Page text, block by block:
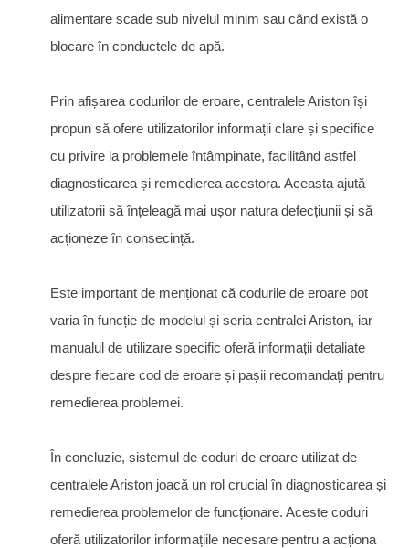
alimentare scade sub nivelul minim sau când există o
blocare în conductele de apă.
Prin afișarea codurilor de eroare, centralele Ariston își
propun să ofere utilizatorilor informații clare și specifice
cu privire la problemele întâmpinate, facilitând astfel
diagnosticarea și remedierea acestora. Aceasta ajută
utilizatorii să înțeleagă mai ușor natura defecțiunii și să
acționeze în consecință.
Este important de menționat că codurile de eroare pot
varia în funcție de modelul și seria centralei Ariston, iar
manualul de utilizare specific oferă informații detaliate
despre fiecare cod de eroare și pașii recomandați pentru
remedierea problemei.
În concluzie, sistemul de coduri de eroare utilizat de
centralele Ariston joacă un rol crucial în diagnosticarea și
remedierea problemelor de funcționare. Aceste coduri
oferă utilizatorilor informațiile necesare pentru a acționa